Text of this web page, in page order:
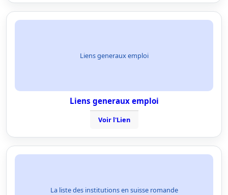
Liens generaux emploi
Liens generaux emploi
Voir l'Lien
La liste des institutions en suisse romande